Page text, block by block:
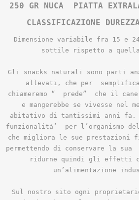
250 GR NUCA PIATTA
CLASSIFICAZIONE
Dimensione variabile fra 15 e
sottile rispetto a
Gli snacks naturali sono parti
allevati, che per
chiameremo “
prede”
che il cane
e mangerebbe se vivesse nel
abitativo di tantissimi anni fa.
funzionalità’
per l’organismo
che migliora le sue prestazioni
permettendo di conservare la sua
ridurne quindi gli effetti
un’alimentazione
Sul nostro sito ogni